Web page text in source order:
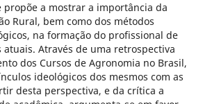
propõe a mostrar a importância da
Rural, bem como dos métodos
na formação do profissional de
Através de uma retrospectiva
dos Cursos de Agronomia no Brasil,
ideológicos dos mesmos com as
desta perspectiva, e da crítica a